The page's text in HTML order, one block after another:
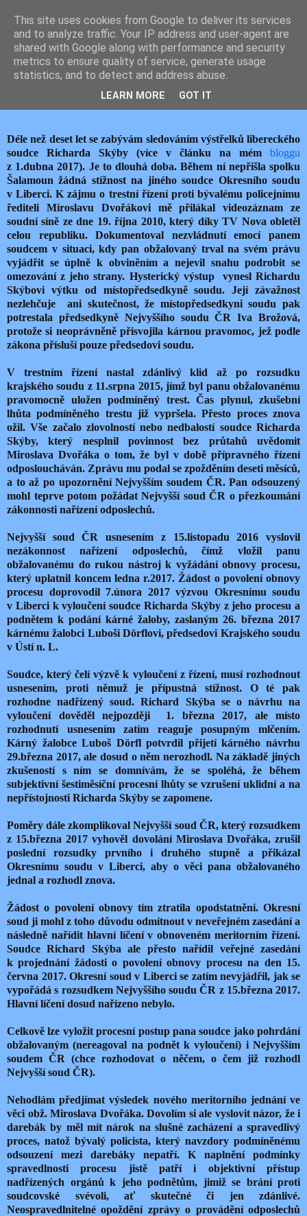
JEMELIK ZDENĚK
neděle 21. května 2017
LIBERECKÉ JUSTIČNÍ VÝSTŘELKY
Déle než deset let se zabývám sledováním výstřelků libereckého
soudce Richarda Skýby (více v článku na mém bloggu
z 1.dubna 2017). Je to dlouhá doba. Během ní nepřišla spolku
Šalamoun žádná stížnost na jiného soudce Okresního soudu
v Liberci. K zájmu o trestní řízení proti bývalému policejnímu
řediteli Miroslavu Dvořákovi mě přilákal videozáznam ze
soudní síně ze dne 19. října 2010, který díky TV Nova obletěl
celou republiku. Dokumentoval nezvládnutí emocí panem
soudcem v situaci, kdy pan obžalovaný trval na svém právu
vyjádřit se úplně k obviněním a nejevil snahu podrobit se
omezování z jeho strany. Hysterický výstup vynesl Richardu
Skýbovi výtku od místopředsedkyně soudu. Její závažnost
nezlehčuje ani skutečnost, že místopředsedkyni soudu pak
potrestala předsedkyně Nejvyššího soudu ČR Iva Brožová,
protože si neoprávněně přisvojila kárnou pravomoc, jež podle
zákona přísluší pouze předsedovi soudu.
V trestním řízení nastal zdánlivý klid až po rozsudku
krajského soudu z 11.srpna 2015, jímž byl panu obžalovanému
pravomocně uložen podmíněný trest. Čas plynul, zkušební
lhůta podmíněného trestu již vypršela. Přesto proces znova
ožil. Vše začalo zlovolností nebo nedbalostí soudce Richarda
Skýby, který nesplnil povinnost bez průtahů uvědomit
Miroslava Dvořáka o tom, že byl v době přípravného řízení
odposloucháván. Zprávu mu podal se zpožděním deseti měsíců,
a to až po upozornění Nejvyšším soudem ČR. Pan odsouzený
mohl teprve potom požádat Nejvyšší soud ČR o přezkoumání
zákonnosti nařízení odposlechů.
Nejvyšší soud ČR usnesením z 15.listopadu 2016 vyslovil
nezákonnost nařízení odposlechů, čímž vložil panu
obžalovanému do rukou nástroj k vyžádání obnovy procesu,
který uplatnil koncem ledna r.2017. Žádost o povolení obnovy
procesu doprovodil 7.února 2017 výzvou Okresnímu soudu
v Liberci k vyloučení soudce Richarda Skýby z jeho procesu a
podnětem k podání kárné žaloby, zaslaným 26. března 2017
kárnému žalobci Luboši Dörflovi, předsedovi Krajského soudu
v Ústí n. L.
Soudce, který čelí výzvě k vyloučení z řízení, musí rozhodnout
usnesením, proti němuž je přípustná stížnost. O té pak
rozhodne nadřízený soud. Richard Skýba se o návrhu na
vyloučení dověděl nejpozději 1. března 2017, ale místo
rozhodnutí usnesením zatím reaguje posupným mlčením.
Kárný žalobce Luboš Dörfl potvrdil přijetí kárného návrhu
29.března 2017, ale dosud o něm nerozhodl. Na základě jiných
zkušeností s ním se domnívám, že se spoléhá, že během
subjektivní šestiměsíční procesní lhůty se vzrušení uklidní a na
nepřístojnosti Richarda Skýby se zapomene.
Poměry dále zkomplikoval Nejvyšší soud ČR, který rozsudkem
z 15.března 2017 vyhověl dovolání Miroslava Dvořáka, zrušil
poslední rozsudky prvního i druhého stupně a přikázal
Okresnímu soudu v Liberci, aby o věci pana obžalovaného
jednal a rozhodl znova.
Žádost o povolení obnovy tím ztratila opodstatnění. Okresní
soud ji mohl z toho důvodu odmítnout v neveřejném zasedání a
následně nařídit hlavní líčení v obnoveném meritorním řízení.
Soudce Richard Skýba ale přesto nařídil veřejné zasedání
k projednání žádosti o povolení obnovy procesu na den 15.
června 2017. Okresní soud v Liberci se zatím nevyjádřil, jak se
vypořádá s rozsudkem Nejvyššího soudu ČR z 15.března 2017.
Hlavní líčení dosud nařízeno nebylo.
Celkově lze vyložit procesní postup pana soudce jako pohrdání
obžalovaným (nereagoval na podnět k vyloučení) i Nejvyšším
soudem ČR (chce rozhodovat o něčem, o čem již rozhodl
Nejvyšší soud ČR).
Nehodlám předjímat výsledek nového meritorního jednání ve
věci obž. Miroslava Dvořáka. Dovolím si ale vyslovit názor, že i
darebák by měl mít nárok na slušné zacházení a spravedlivý
proces, natož bývalý policista, který navzdory podmíněnému
odsouzení mezi darebáky nepatří. K naplnění podmínky
spravedlnosti procesu jistě patří i objektivní přístup
nadřízených orgánů k jeho podnětům, jimiž se brání proti
soudcovské svévoli, ať skutečné či jen zdánlivé.
Neospravedlnitelné opoždění zprávy o provádění odposlechů
This site uses cookies from Google to deliver its services
and to analyze traffic. Your IP address and user-agent are
shared with Google along with performance and security
metrics to ensure quality of service, generate usage
statistics, and to detect and address abuse.
LEARN MORE GOT IT